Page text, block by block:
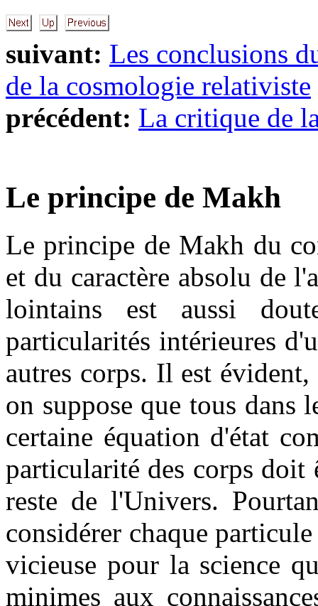
suivant: Les conclusions
de la cosmologie relativiste
précédent: La critique de
Le principe de Makh
Le principe de Makh du
et du caractère absolu de
lointains est aussi
particularités intérieures
autres corps. Il est
on suppose que tous dans
certaine équation d'état
particularité des corps doit
reste de l'Univers.
considérer chaque
vicieuse pour la science
minimes aux